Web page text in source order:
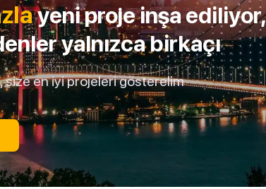
yeni proje inşa ediliyor,
yalnızca birkaçı
size en iyi projeleri gösterelim